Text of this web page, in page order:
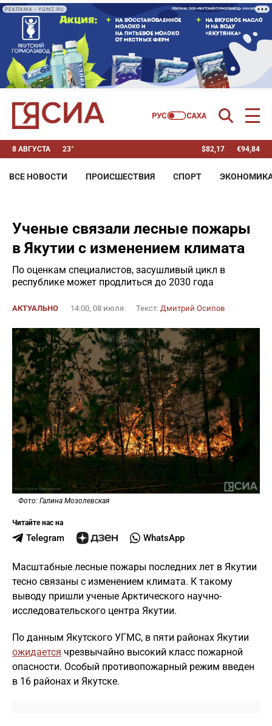
РЕКЛАМА • YGMZ.RU
8 АВГУСТА 23° $82,17 €94,84
ВСЕ НОВОСТИ ПРОИСШЕСТВИЯ СПОРТ
Ученые связали лесные пожары
в Якутии с изменением климата
По оценкам специалистов, засушливый цикл в
республике может продлиться до 2030 года
АКТУАЛЬНО 14:00, 08 июля Текст: Дмитрий Осипов
Фото: Галина Мозолевская
Читайте нас на
Telegram WhatsApp
Масштабные лесные пожары последних лет в Якутии
тесно связаны с изменением климата. К такому
выводу пришли ученые Арктического научно-
исследовательского центра Якутии.
По данным Якутского УГМС, в пяти районах Якутии
ожидается чрезвычайно высокий класс пожарной
опасности. Особый противопожарный режим введен
в 16 районах и Якутске.